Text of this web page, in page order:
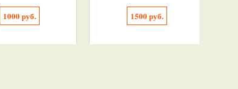
1000 руб. 1500 руб.